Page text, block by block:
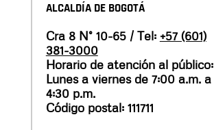
ALCALDÍA DE BOGOTÁ
Cra 8 N° 10-65 / Tel: +57 (601)
381-3000
Horario de atención al público:
Lunes a viernes de 7:00 a.m. a
4:30 p.m.
Código postal: 111711